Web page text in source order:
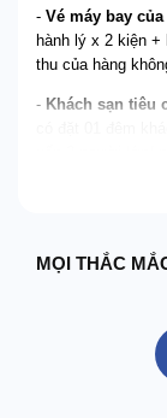
- Vé máy bay
hành lý x 2 kiện
thu của hàng
- Khách sạn tiêu
đương 450.000 -
GIỚI HẠN TẠI
MỌI THẮC